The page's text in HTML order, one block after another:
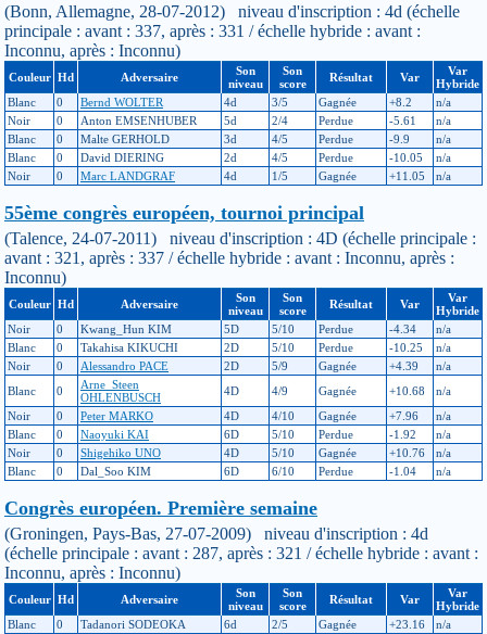
(Bonn, Allemagne, 28-07-2012) niveau d'inscription : 4d (échelle
principale : avant : 337, après : 331 / échelle hybride : avant :
Inconnu, après : Inconnu)
Couleur Hd Adversaire
Son
niveau
Son
score
Résultat Var
Var
Hybride
Blanc
0 Bernd WOLTER 4d 3/5 Gagnée +8.2
n/a
Noir
0 Anton EMSENHUBER 5d 2/4 Perdue -5.61
n/a
Blanc
0 Malte GERHOLD 3d 4/5 Perdue -9.9
n/a
Blanc
0 David DIERING 2d 4/5 Perdue -10.05
n/a
Noir
0 Marc LANDGRAF 4d 1/5 Gagnée +11.05 n/a
55ème congrès européen, tournoi principal
(Talence, 24-07-2011) niveau d'inscription : 4D (échelle principale :
avant : 321, après : 337 / échelle hybride : avant : Inconnu, après :
Inconnu)
Couleur Hd Adversaire
Son
niveau
Son
score
Résultat Var
Var
Hybride
Noir
0 Kwang_Hun KIM 5D 5/10 Perdue -4.34
n/a
Blanc
0 Takahisa KIKUCHI 2D 5/10 Perdue -10.25
n/a
Noir
0 Alessandro PACE 2D 5/9 Gagnée +4.39
n/a
Blanc
0
Arne_Steen
OHLENBUSCH
4D 4/9 Gagnée +10.68
n/a
Noir
0 Peter MARKO 4D 4/10 Gagnée +7.96
n/a
Blanc
0 Naoyuki KAI 6D 5/10 Perdue -1.92
n/a
Noir
0 Shigehiko UNO 4D 5/10 Gagnée +10.76
n/a
Blanc
0 Dal_Soo KIM 6D 6/10 Perdue -1.04 n/a
Congrès européen. Première semaine
(Groningen, Pays-Bas, 27-07-2009) niveau d'inscription : 4d
(échelle principale : avant : 287, après : 321 / échelle hybride : avant :
Inconnu, après : Inconnu)
Couleur Hd Adversaire
Son
niveau
Son
score
Résultat Var
Var
Hybride
Blanc
0 Tadanori SODEOKA 6d 2/5 Gagnée +23.16
n/a